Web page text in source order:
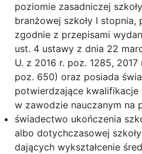
poziomie zasadniczej
branżowej szkoły I stopnia,
zgodnie z przepisami
ust. 4 ustawy z dnia 22
U. z 2016 r. poz. 1285,
poz. 650) oraz posiada
potwierdzające kwalifikacje
w zawodzie nauczanym na
świadectwo ukończenia
albo dotychczasowej
dających wykształcenie